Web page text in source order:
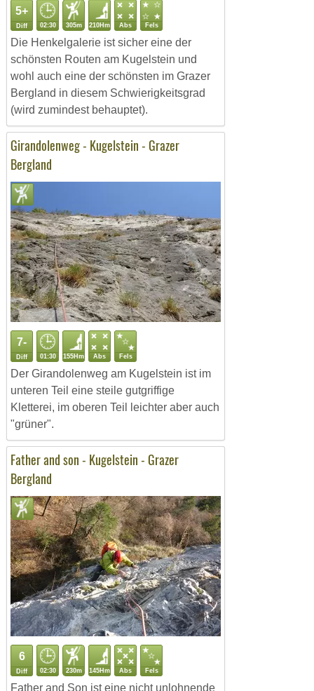
5+
Diff 02:30 305m 210Hm Abs Fels
Die Henkelgalerie ist sicher eine der
schönsten Routen am Kugelstein und
wohl auch eine der schönsten im Grazer
Bergland in diesem Schwierigkeitsgrad
(wird zumindest behauptet).
Girandolenweg - Kugelstein - Grazer
Bergland
7-
Diff 01:30 155Hm Abs Fels
Der Girandolenweg am Kugelstein ist im
unteren Teil eine steile gutgriffige
Kletterei, im oberen Teil leichter aber auch
"grüner".
Father and son - Kugelstein - Grazer
Bergland
6
Diff 02:30 230m 145Hm Abs Fels
Father and Son ist eine nicht unlohnende